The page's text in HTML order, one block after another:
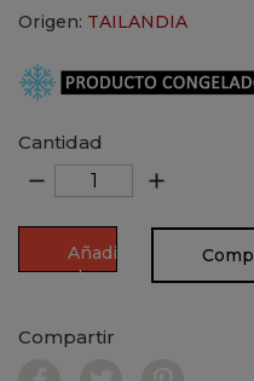
Origen: TAILANDIA
Cantidad
remove add
Añadir
al
Compartir